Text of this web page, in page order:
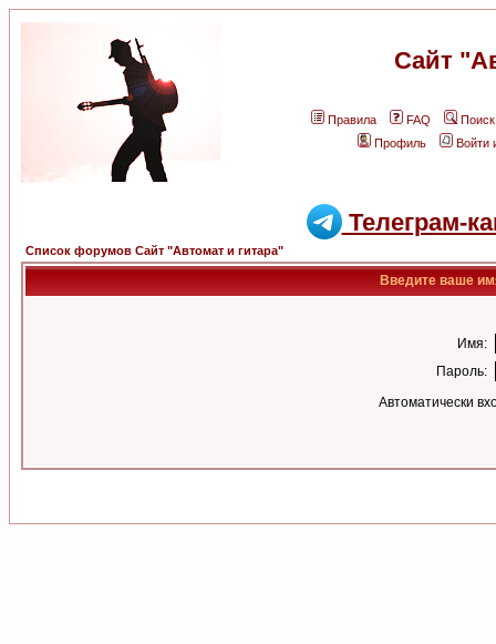
Сайт
Правила FAQ
Поиск
Профиль
Войти
Телеграм-
Список форумов Сайт "Автомат и гитара"
Введите ваше
Имя:
Пароль:
Автоматически